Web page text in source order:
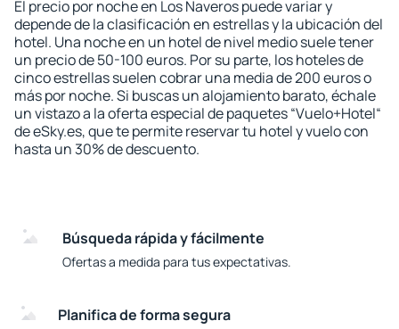
El precio por noche en Los Naveros puede variar y
depende de la clasificación en estrellas y la ubicación del
hotel. Una noche en un hotel de nivel medio suele tener
un precio de 50-100 euros. Por su parte, los hoteles de
cinco estrellas suelen cobrar una media de 200 euros o
más por noche. Si buscas un alojamiento barato, échale
un vistazo a la oferta especial de paquetes “Vuelo+Hotel“
de eSky.es, que te permite reservar tu hotel y vuelo con
hasta un 30% de descuento.
Búsqueda rápida y fácilmente
Ofertas a medida para tus expectativas.
Planifica de forma segura